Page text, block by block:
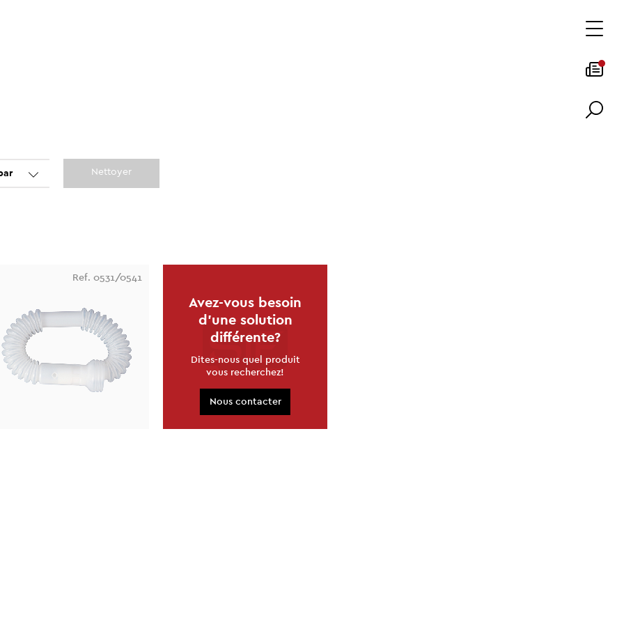
Nettoyer
Ref. 0531/0541
Avez-vous besoin
d'une solution
différente?
Dites-nous quel produit
vous recherchez!
Nous contacter